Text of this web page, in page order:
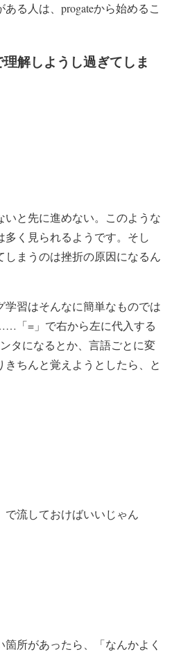
る人は、progateから始めるこ
解しようし過ぎてしま
と先に進めない。このような
く見られるようです。そし
しまうのは挫折の原因になるん
習はそんなに簡単なものでは
「=」で右から左に代入する
タになるとか、言語ごとに変
ちんと覚えようとしたら、と
で流しておけばいいじゃん
所があったら、「なんかよく